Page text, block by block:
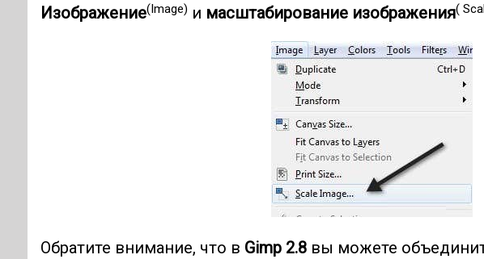
Изображение(Image) и масштабирование изображения(
Обратите внимание, что в Gimp 2.8вы можете